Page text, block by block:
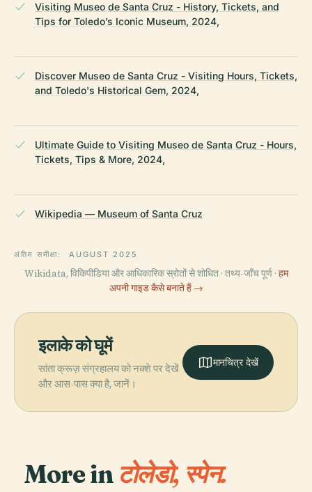
Visiting Museo de Santa Cruz - History, Tickets, and
Tips for Toledo’s Iconic Museum, 2024,
Discover Museo de Santa Cruz - Visiting Hours, Tickets,
and Toledo's Historical Gem, 2024,
Ultimate Guide to Visiting Museo de Santa Cruz - Hours,
Tickets, Tips & More, 2024,
Wikipedia — Museum of Santa Cruz
अंतिम समीक्षा: AUGUST 2025
Wikidata, विकिपीडिया और आधिकारिक स्रोतों से शोधित · तथ्य-जाँच पूर्ण · हम
अपनी गाइड कैसे बनाते हैं →
इलाके को घूमें
सांता क्रूज़ संग्रहालय को नक्शे पर देखें
और आस-पास क्या है, जानें।
मानचित्र देखें
More in टोलेडो, स्पेन.